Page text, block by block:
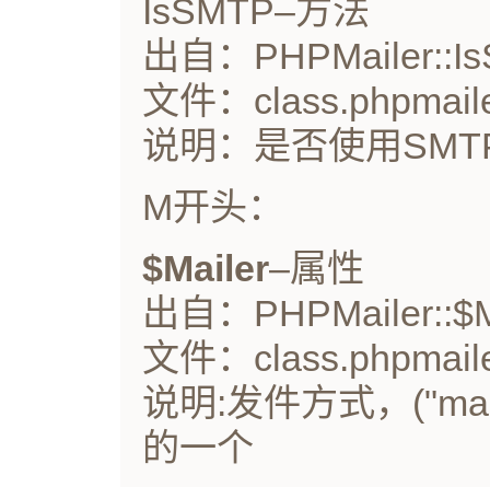
IsSMTP–方法
出自：
文件：
说明：是否使用
M开头：
$Mailer–属性
出自：
文件：
说明:发件方式，
的一个